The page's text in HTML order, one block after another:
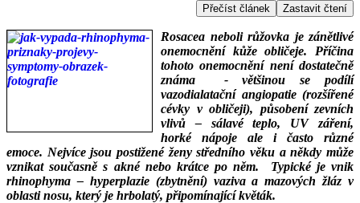
Přečíst článek Zastavit čtení
Rosacea neboli růžovka je zánětlivé
onemocnění kůže obličeje. Příčina
tohoto onemocnění není dostatečně
známa - většinou se podílí
vazodialatační angiopatie (rozšířené
cévky v obličeji), působení zevních
vlivů – sálavé teplo, UV záření,
horké nápoje ale i často různé
emoce. Nejvíce jsou postižené ženy středního věku a někdy může
vznikat současně s akné nebo krátce po něm. Typické je vnik
rhinophyma – hyperplazie (zbytnění) vaziva a mazových žláz v
oblasti nosu, který je hrbolatý, připomínající květák.